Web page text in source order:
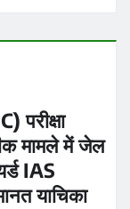
परीक्षा
मामले में जेल
IAS
याचिका